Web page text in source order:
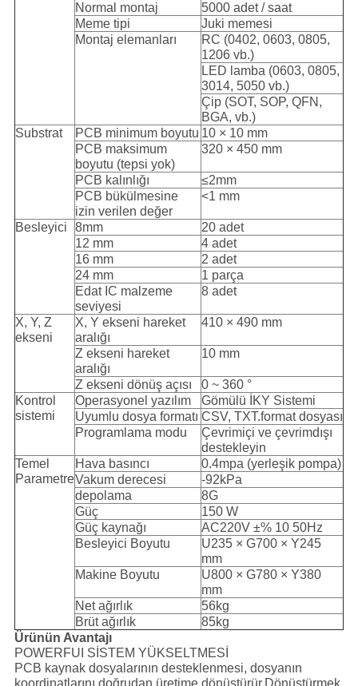
Normal montaj
5000 adet / saat
Meme tipi
Juki memesi
Montaj elemanları
RC (0402, 0603, 0805,
1206 vb.)
LED lamba (0603, 0805,
3014, 5050 vb.)
Çip (SOT, SOP, QFN,
BGA, vb.)
Substrat
PCB minimum boyutu 10 × 10 mm
PCB maksimum
boyutu (tepsi yok)
320 × 450 mm
PCB kalınlığı
≤2mm
PCB bükülmesine
izin verilen değer
<1 mm
Besleyici 8mm
20 adet
12 mm
4 adet
16 mm
2 adet
24 mm
1 parça
Edat IC malzeme
seviyesi
8 adet
X, Y, Z
ekseni
X, Y ekseni hareket
aralığı
410 × 490 mm
Z ekseni hareket
aralığı
10 mm
Z ekseni dönüş açısı
0 ~ 360 °
Kontrol
sistemi
Operasyonel yazılım
Gömülü İKY Sistemi
Uyumlu dosya formatı CSV, TXT.format dosyası
Programlama modu
Çevrimiçi ve çevrimdışı
destekleyin
Temel
Parametre
Hava basıncı
0.4mpa (yerleşik pompa)
Vakum derecesi
-92kPa
depolama
8G
Güç
150 W
Güç kaynağı
AC220V ±% 10 50Hz
Besleyici Boyutu
U235 × G700 × Y245
mm
Makine Boyutu
U800 × G780 × Y380
mm
Net ağırlık
56kg
Brüt ağırlık
85kg
Ürünün Avantajı
POWERFUI SİSTEM YÜKSELTMESİ
PCB kaynak dosyalarının desteklenmesi, dosyanın